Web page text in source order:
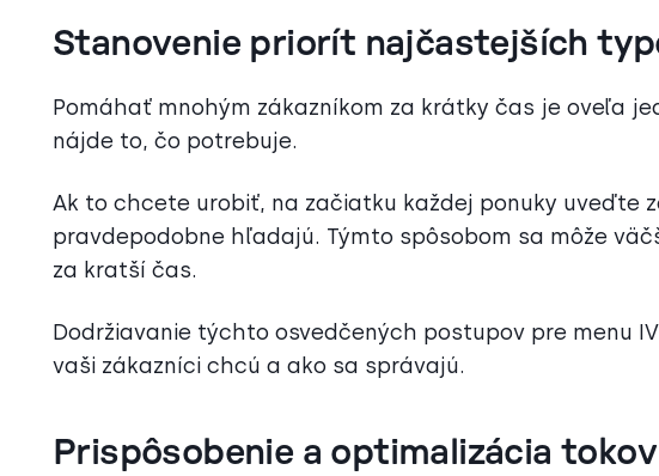
Stanovenie priorít najčastejších
Pomáhať mnohým zákazníkom za krátky čas je oveľa
nájde to, čo potrebuje.
Ak to chcete urobiť, na začiatku každej ponuky uveďte
pravdepodobne hľadajú. Týmto spôsobom sa môže
za kratší čas.
Dodržiavanie týchto osvedčených postupov pre menu
vaši zákazníci chcú a ako sa správajú.
Prispôsobenie a optimalizácia